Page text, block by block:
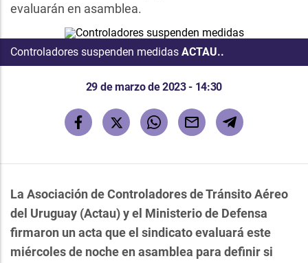
evaluarán en asamblea.
Controladores suspenden medidas ACTAU..
29 de marzo de 2023 - 14:30
La Asociación de Controladores de Tránsito Aéreo
del Uruguay (Actau) y el Ministerio de Defensa
firmaron un acta que el sindicato evaluará este
miércoles de noche en asamblea para definir si